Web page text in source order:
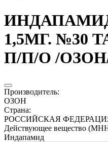
1,5МГ. №30
П/П/О /
Производитель:
ОЗОН
Страна:
РОССИЙСКАЯ
Действующее вещество
Индапамид